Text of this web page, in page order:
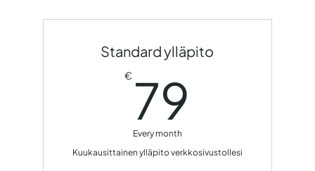
System Updates
Minor fixes up to 1 hour/month
Business Email
Development consultancy up to 1
Standard ylläpito
€ 79
Every month
Kuukausittainen ylläpito verkkosivustollesi